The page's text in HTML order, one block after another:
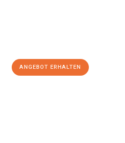
ANGEBOT ERHALTEN